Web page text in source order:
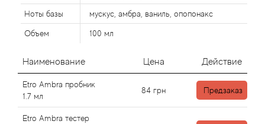
Ноты базы мускус, амбра, ваниль, опопонакс
Объем 100 мл
Наименование Цена Действие
Etro Ambra пробник
1.7 мл
84 грн Предзаказ
Etro Ambra тестер
Aigner
Ajmal
Al Haramain